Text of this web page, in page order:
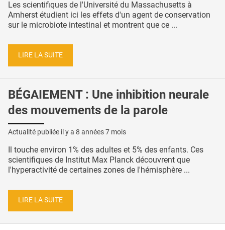
Les scientifiques de l'Université du Massachusetts à
Amherst étudient ici les effets d'un agent de conservation
sur le microbiote intestinal et montrent que ce ...
LIRE LA SUITE
BÉGAIEMENT : Une inhibition neurale
des mouvements de la parole
Actualité publiée il y a 8 années 7 mois
Il touche environ 1% des adultes et 5% des enfants. Ces
scientifiques de Institut Max Planck découvrent que
l'hyperactivité de certaines zones de l'hémisphère ...
LIRE LA SUITE